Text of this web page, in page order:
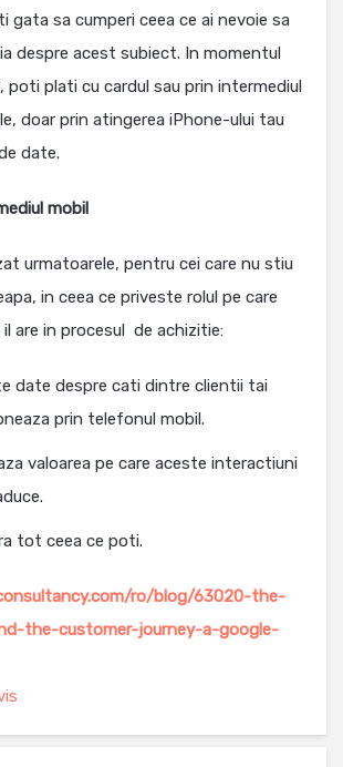
gata sa cumperi ceea ce ai nevoie sa
despre acest subiect. In momentul
poti plati cu cardul sau prin intermediul
doar prin atingerea iPhone-ului tau
date.
mobil
urmatoarele, pentru cei care nu stiu
in ceea ce priveste rolul pe care
are in procesul de achizitie:
date despre cati dintre clientii tai
prin telefonul mobil.
valoarea pe care aceste interactiuni
tot ceea ce poti.
ro/blog/63020-the-
the-customer-journey-a-google-